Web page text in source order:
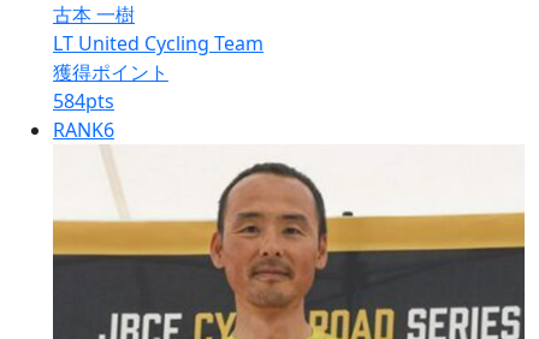
古本 一樹
LT United Cycling Team
獲得ポイント
584pts
RANK6